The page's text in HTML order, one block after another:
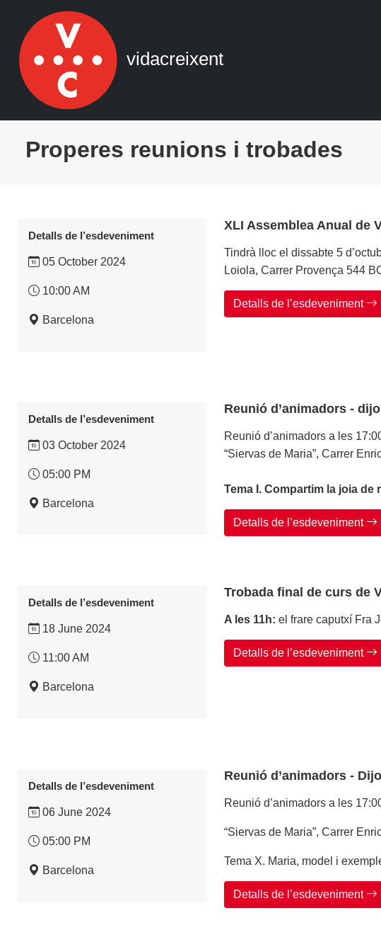
Vés al contingut
vidacreixent
Properes reunions i trobades
Detalls de l’esdeveniment
05 October 2024
10:00 AM
Barcelona
XLI Assemblea Anual de
Tindrà lloc el dissabte 5
Loiola, Carrer Provença 544
Detalls de l’esdeveniment
Detalls de l’esdeveniment
03 October 2024
05:00 PM
Barcelona
Reunió d’animadors -
Reunió d’animadors a les
“Siervas de Maria”, Carrer
Tema I. Compartim la joia de
Detalls de l’esdeveniment
Detalls de l’esdeveniment
18 June 2024
11:00 AM
Barcelona
Trobada final de curs de
A les 11h: el frare caputxí Fra
Detalls de l’esdeveniment
Detalls de l’esdeveniment
06 June 2024
05:00 PM
Barcelona
Reunió d’animadors -
Reunió d’animadors a les
“Siervas de Maria”, Carrer
Tema X. Maria, model i
Detalls de l’esdeveniment